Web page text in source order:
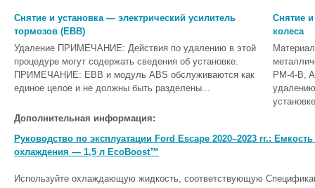
Снятие и установка — электрический усилитель
тормозов (EBB)
Удаление ПРИМЕЧАНИЕ: Действия по удалению в этой
процедуре могут содержать сведения об установке.
ПРИМЕЧАНИЕ: EBB и модуль ABS обслуживаются как
единое целое и не должны быть разделены...
Снятие
колеса
PM-4-B,
Дополнительная информация:
Руководство по эксплуатации Ford Escape 2020–2023 гг.:
охлаждения — 1,5 л EcoBoost™
Используйте охлаждающую жидкость, соответствующую